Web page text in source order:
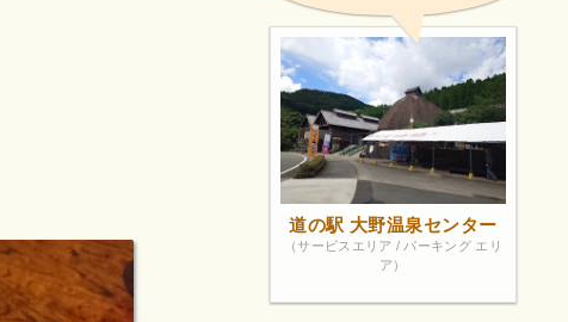
道の駅 大野温泉センター
（サービスエリア / パーキング エリ
ア）